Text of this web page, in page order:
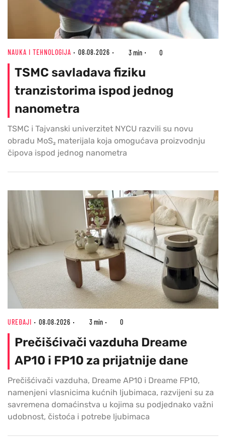
NAUKA I TEHNOLOGIJA 08.08.2026 3 min 0
TSMC savladava fiziku
tranzistorima ispod jednog
nanometra
TSMC i Tajvanski univerzitet NYCU razvili su novu
obradu MoS₂ materijala koja omogućava proizvodnju
čipova ispod jednog nanometra
UREĐAJI 08.08.2026 3 min 0
Prečišćivači vazduha Dreame
AP10 i FP10 za prijatnije dane
Prečišćivači vazduha, Dreame AP10 i Dreame FP10,
namenjeni vlasnicima kućnih ljubimaca, razvijeni su za
savremena domaćinstva u kojima su podjednako važni
udobnost, čistoća i potrebe ljubimaca